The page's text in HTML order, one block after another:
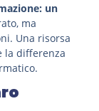
un
ma
Una risorsa
la differenza